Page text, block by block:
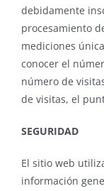
debidamente
procesamiento
mediciones
conocer el
número de
de visitas, el
SEGURIDAD
El sitio web
información